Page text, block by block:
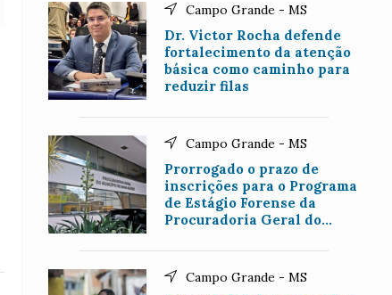
Campo Grande - MS
Dr. Victor Rocha defende
fortalecimento da atenção
básica como caminho para
reduzir filas
Campo Grande - MS
Prorrogado o prazo de
inscrições para o Programa
de Estágio Forense da
Procuradoria Geral do
Campo Grande - MS